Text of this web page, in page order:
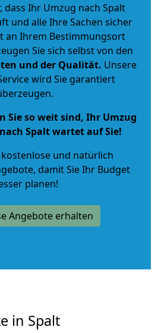
dass Ihr Umzug nach Spalt
und alle Ihre Sachen sicher
an Ihrem Bestimmungsort
Sie sich selbst von den
und der Qualität. Unsere
wird Sie garantiert
Sie so weit sind, Ihr Umzug
Spalt wartet auf Sie!
kostenlose und natürlich
, damit Sie Ihr Budget
planen!
Angebote erhalten
in Spalt